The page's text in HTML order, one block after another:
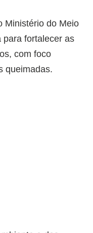
Ministério do Meio
para fortalecer as
com foco
queimadas.